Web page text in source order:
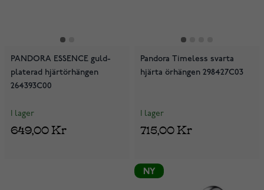
PANDORA ESSENCE guld-
platerad hjärtörhängen
264393C00
I lager
649,00 Kr
Pandora Timeless svarta
hjärta örhängen 298427C03
I lager
715,00 Kr
NY